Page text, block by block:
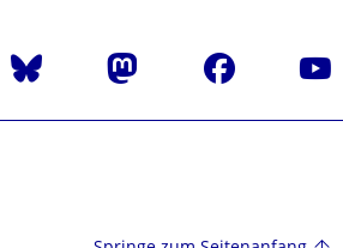
Bluesky Mastodon Facebook